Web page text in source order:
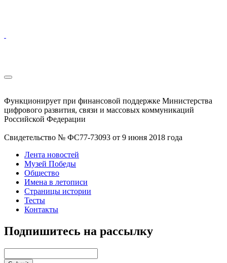
Функционирует при финансовой поддержке Министерства
цифрового развития, связи и массовых коммуникаций
Российской Федерации
Свидетельство № ФС77-73093 от 9 июня 2018 года
Лента новостей
Музей Победы
Общество
Имена в летописи
Страницы истории
Тесты
Контакты
Подпишитесь на рассылку